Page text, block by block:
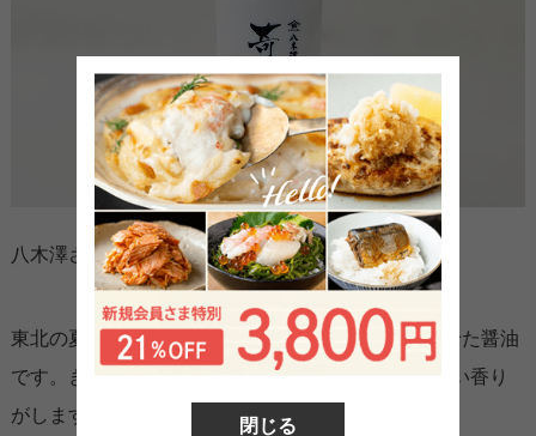
閉じる
八木澤さんの蔵の看板醤油です。
東北の夏を2度経過させ、ゆっくりじっくり熟成させた醤油
です。きりっとした味で塩かどがなく、本醸造のいい香り
がします。かけ醤油にお使いください。